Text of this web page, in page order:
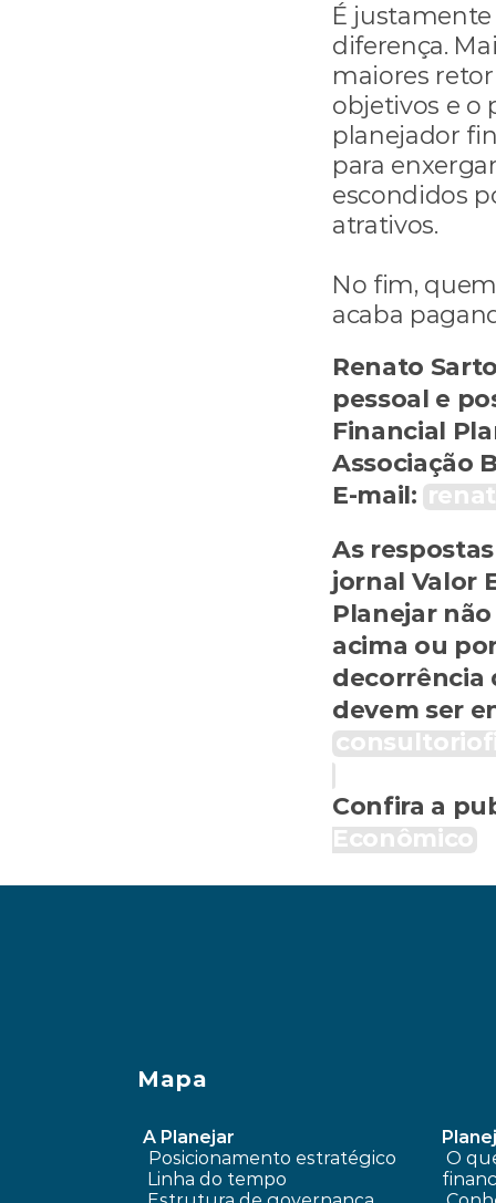
É
diferença.
maiores
objetivos e o
planejador
para
escondidos
atrativos.
No fim,
acaba
Renato
pessoal e
Financial
Associação
E-mail:
As
jornal Valor
Planejar
acima ou
decorrência
Confira a
Econômico
A Planejar
Posicionamento estratégico
Linha do tempo
Mapa